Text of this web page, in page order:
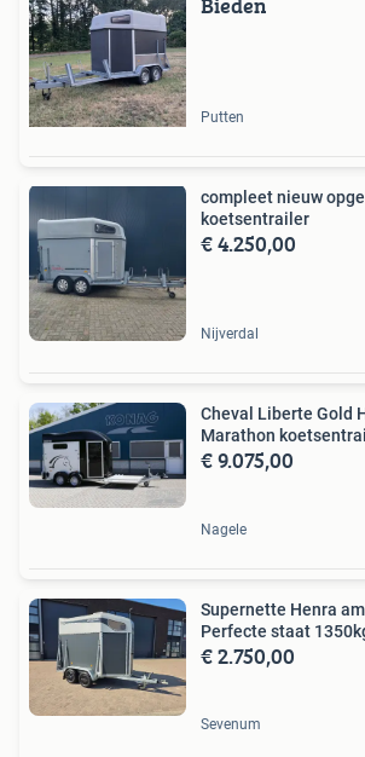
Putten
compleet nieuw
koetsentrailer
€ 4.250,00
Nijverdal
Cheval Liberte Gold
Marathon
€ 9.075,00
Nagele
Supernette Henra
Perfecte staat
€ 2.750,00
Sevenum